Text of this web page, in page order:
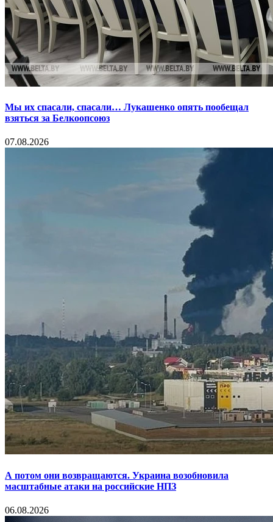
Мы их спасали, спасали… Лукашенко опять пообещал
взяться за Белкоопсоюз
07.08.2026
А потом они возвращаются. Украина возобновила
масштабные атаки на российские НПЗ
06.08.2026